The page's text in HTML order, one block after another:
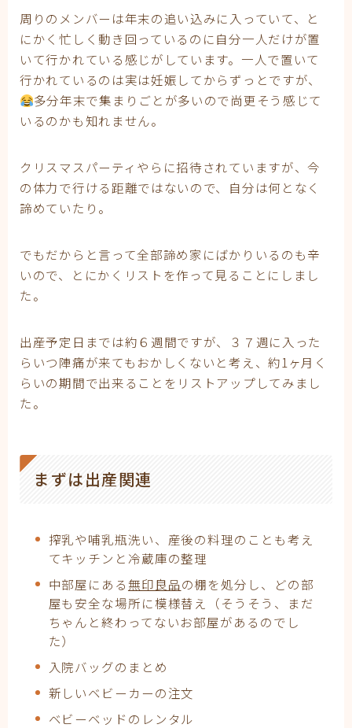
妊娠後期
子育て
有料記事の決済完了ページ
運営者情報
周りのメンバーは年末の追い込みに入っていて、と
にかく忙しく動き回っているのに自分一人だけが置
いて行かれている感じがしています。一人で置いて
行かれているのは実は妊娠してからずっとですが、
多分年末で集まりごとが多いので尚更そう感じて
いるのかも知れません。
クリスマスパーティやらに招待されていますが、今
の体力で行ける距離ではないので、自分は何となく
諦めていたり。
でもだからと言って全部諦め家にばかりいるのも辛
いので、とにかくリストを作って見ることにしまし
た。
出産予定日までは約６週間ですが、３７週に入った
らいつ陣痛が来てもおかしくないと考え、約1ヶ月く
らいの期間で出来ることをリストアップしてみまし
た。
まずは出産関連
搾乳や哺乳瓶洗い、産後の料理のことも考え
てキッチンと冷蔵庫の整理
中部屋にある無印良品の棚を処分し、どの部
屋も安全な場所に模様替え（そうそう、まだ
ちゃんと終わってないお部屋があるのでし
た）
入院バッグのまとめ
新しいベビーカーの注文
ベビーベッドのレンタル